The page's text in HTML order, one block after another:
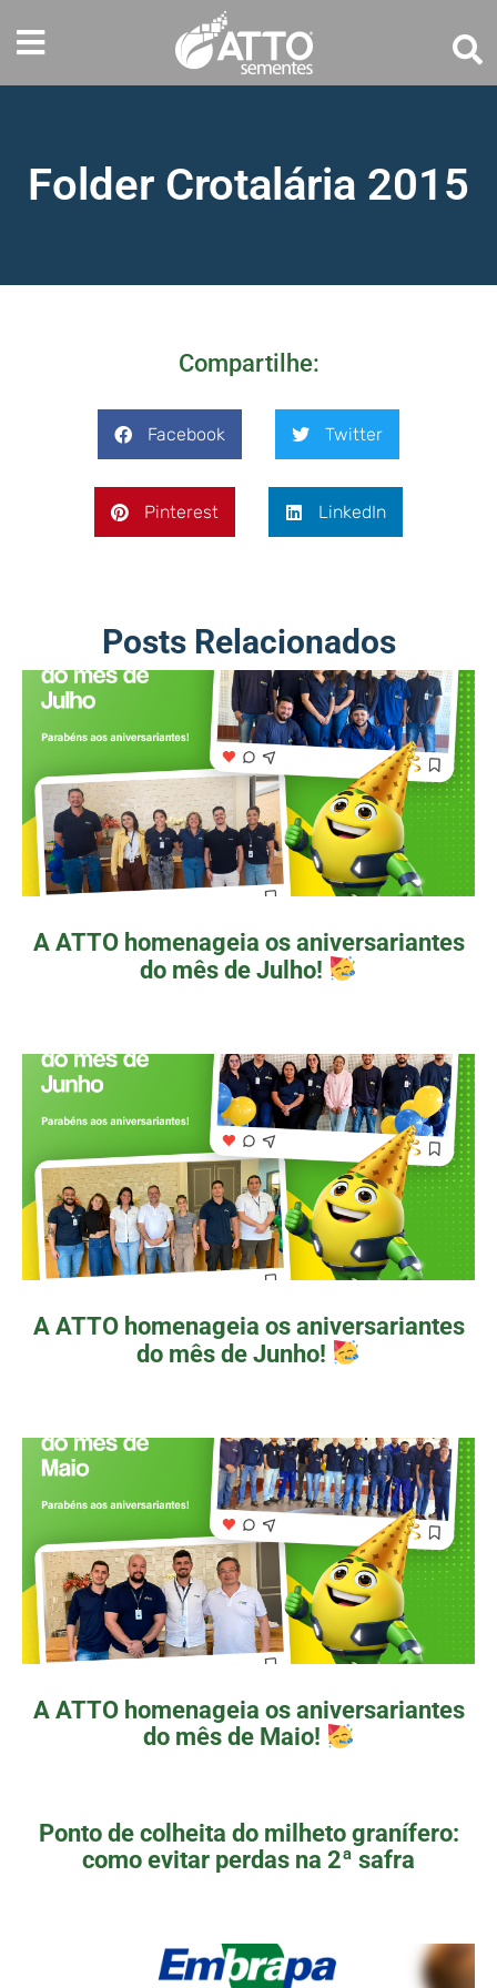
Folder Crotalária 2015
Compartilhe:
Facebook Twitter
Pinterest LinkedIn
Posts Relacionados
A ATTO homenageia os aniversariantes
do mês de Julho!
A ATTO homenageia os aniversariantes
do mês de Junho!
A ATTO homenageia os aniversariantes
do mês de Maio!
Ponto de colheita do milheto granífero:
como evitar perdas na 2ª safra